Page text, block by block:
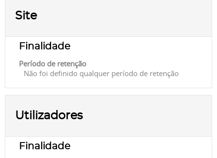
Site
Finalidade
Período de retenção
Não foi definido qualquer período de retenção
Utilizadores
Finalidade